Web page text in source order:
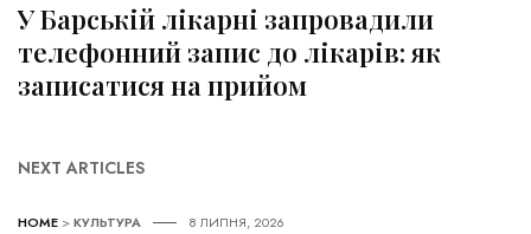
У Барській лікарні запровадили
телефонний запис до лікарів: як
записатися на прийом
NEXT ARTICLES
HOME >КУЛЬТУРА 8 ЛИПНЯ, 2026